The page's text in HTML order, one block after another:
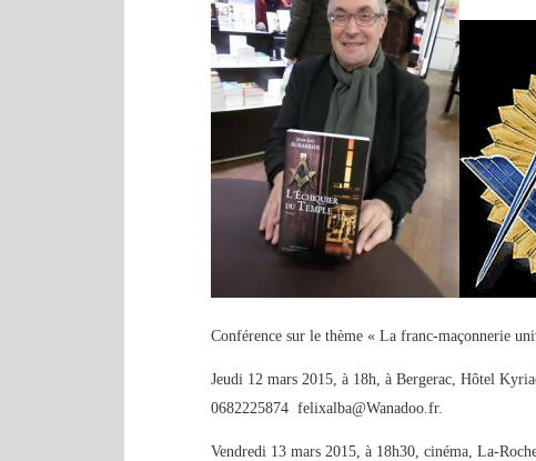
Conférence sur le thème « La franc-maçonnerie
Jeudi 12 mars 2015, à 18h, à Bergerac, Hôtel
0682225874 felixalba@Wanadoo.fr.
Vendredi 13 mars 2015, à 18h30, cinéma, La-